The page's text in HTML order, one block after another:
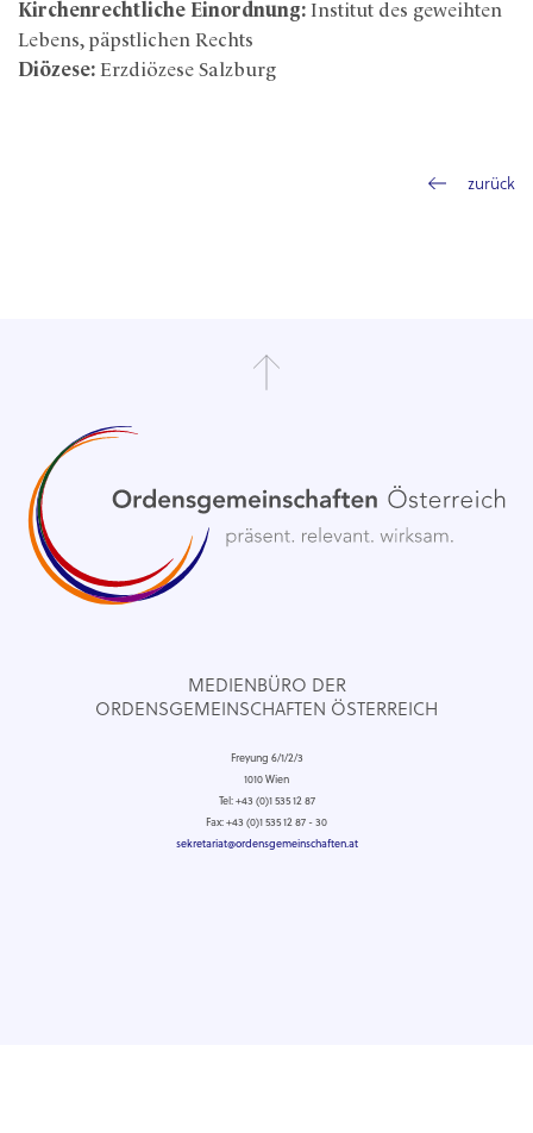
Kirchenrechtliche Einordnung: Institut des geweihten
Lebens, päpstlichen Rechts
Diözese: Erzdiözese Salzburg
zurück
MEDIENBÜRO DER
ORDENSGEMEINSCHAFTEN ÖSTERREICH
Freyung 6/1/2/3
1010 Wien
Tel: +43 (0)1 535 12 87
Fax: +43 (0)1 535 12 87 - 30
sekretariat@ordensgemeinschaften.at